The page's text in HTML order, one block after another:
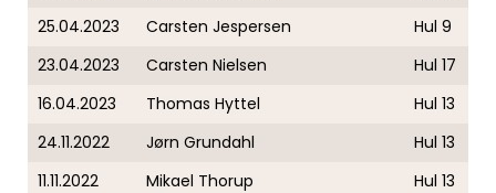
25.04.2023
Carsten Jespersen
Hul 9
23.04.2023
Carsten Nielsen
Hul 17
16.04.2023
Thomas Hyttel
Hul 13
24.11.2022
Jørn Grundahl
Hul 13
11.11.2022
Mikael Thorup
Hul 13